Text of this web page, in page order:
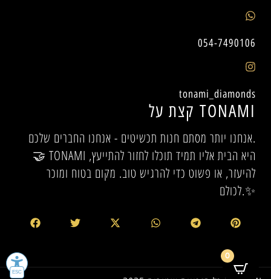
קצת על TONAMI
אנחנו יותר מסתם חנות תכשיטים - אנחנו החברים שלכם.
🤝 TONAMI היא הבית אליו תמיד תוכלו לחזור להתייעץ,
להיעזר, או פשוט כדי להרגיש טוב. מקום בטוח ומוכר
לכולם.✨
054-7490106
tonami_diamonds
0